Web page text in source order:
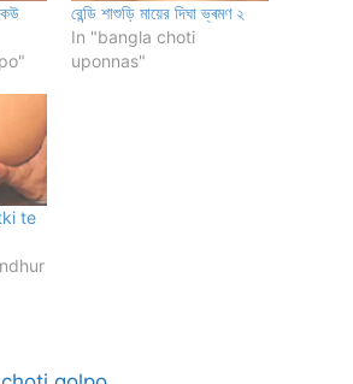
রেন্ডি শাশুড়ি মায়ের দিঘা ভ্ৰমণ ২
In "bangla choti
uponnas"
te